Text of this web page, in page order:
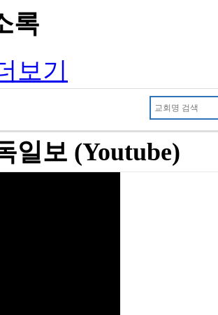
록
보기
일보 (Youtube)